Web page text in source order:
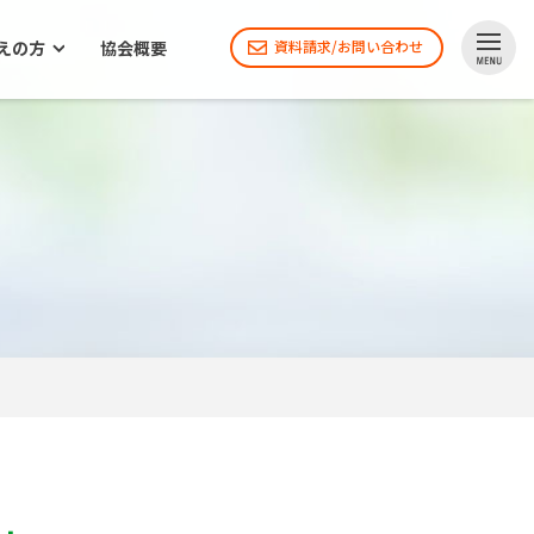
の方 協会概要 資料請求/お問い合わせ